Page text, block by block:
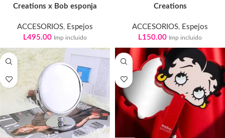
Creations x Bob esponja
ACCESORIOS, Espejos
L495.00 Imp incluido
Creations
ACCESORIOS, Espejos
L150.00 Imp incluido